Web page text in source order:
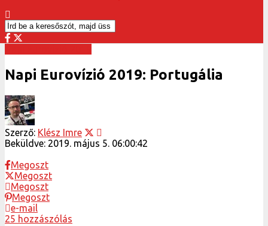
Napi Eurovízió 2019: Portugália
Szerző: Klész Imre
Beküldve: 2019. május 5. 06:00:42
Megoszt
Megoszt
Megoszt
Megoszt
e-mail
25 hozzászólás